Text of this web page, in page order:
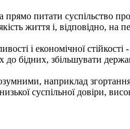
питати суспільство
життя і, відповідно,
і економічної
бідних, збільшувати
наприклад
суспільної довіри,